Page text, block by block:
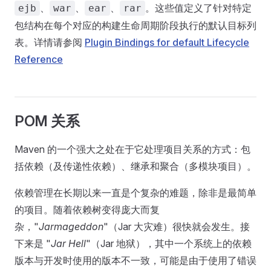
ejb 、 war 、 ear 、 rar 。这些值定义了针对特定
包结构在每个对应的构建生命周期阶段执行的默认目标列
表。详情请参阅 Plugin Bindings for default Lifecycle
Reference
POM 关系
Maven 的一个强大之处在于它处理项目关系的方式：包
括依赖（及传递性依赖）、继承和聚合（多模块项目）。
依赖管理在长期以来一直是个复杂的难题，除非是最简单
的项目。随着依赖树变得庞大而复
杂，"Jarmageddon"（Jar 大灾难）很快就会发生。接
下来是 "Jar Hell"（Jar 地狱），其中一个系统上的依赖
版本与开发时使用的版本不一致，可能是由于使用了错误